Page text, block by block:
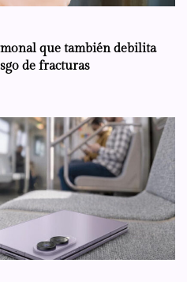
que también debilita
de fracturas